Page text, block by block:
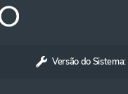
Versão do Sistema: